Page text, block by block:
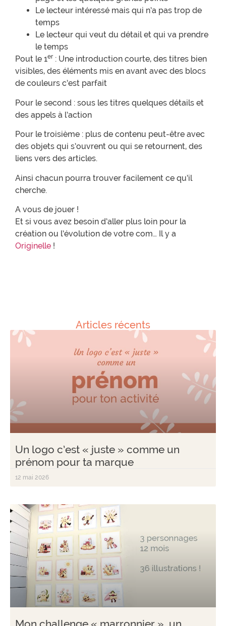
Le lecteur intéressé mais qui n’a pas trop de
temps
Le lecteur qui veut du détail et qui va prendre
le temps
Pout le 1er : Une introduction courte, des titres bien
visibles, des éléments mis en avant avec des blocs
de couleurs c’est parfait
Pour le second : sous les titres quelques détails et
des appels à l’action
Pour le troisième : plus de contenu peut-être avec
des objets qui s’ouvrent ou qui se retournent, des
liens vers des articles.
Ainsi chacun pourra trouver facilement ce qu’il
cherche.
A vous de jouer !
Et si vous avez besoin d’aller plus loin pour la
création ou l’évolution de votre com… Il y a
Originelle !
Articles récents
Un logo c’est « juste » comme un
prénom pour ta marque
12 mai 2026